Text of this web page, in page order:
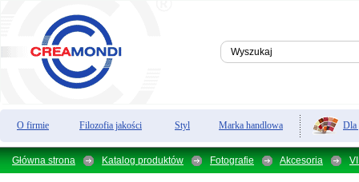
O firmie Filozofia jakości Styl Marka handlowa Dla
Główna strona Katalog produktów Fotografie Akcesoria